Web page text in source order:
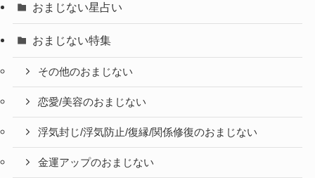
おまじない星占い
おまじない特集
その他のおまじない
恋愛/美容のおまじない
浮気封じ/浮気防止/復縁/関係修復のおまじない
金運アップのおまじない